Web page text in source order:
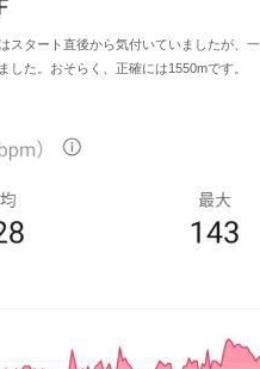
スタート直後から気付いていましたが、
した。おそらく、正確には1550mです。